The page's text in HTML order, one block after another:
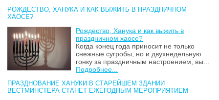
РОЖДЕСТВО, ХАНУКА И КАК ВЫЖИТЬ В ПРАЗДНИЧНОМ
ХАОСЕ?
Рождество, Ханука и как выжить в
праздничном хаосе?
Когда конец года приносит не только
снежные сугробы, но и двухнедельную
гонку за праздничным настроением, вы...
Подробнее...
ПРАЗДНОВАНИЕ ХАНУКИ В СТАРЕЙШЕМ ЗДАНИИ
ВЕСТМИНСТЕРА СТАНЕТ ЕЖЕГОДНЫМ МЕРОПРИЯТИЕМ